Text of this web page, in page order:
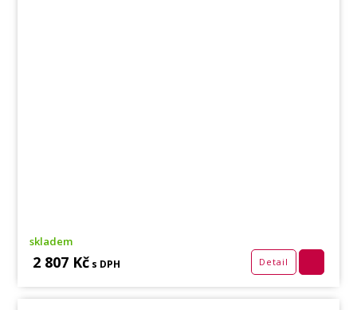
skladem
2 807 Kč s DPH Detail